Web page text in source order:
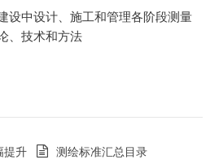
设中设计、施工和管理各阶段测量
、技术和方法
提升
测绘标准汇总目录